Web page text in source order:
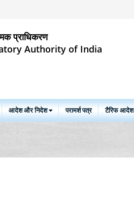
प्राधिकरण
Authority of India
आदेश और निदेश परामर्श पत्र टैरिफ आदेश